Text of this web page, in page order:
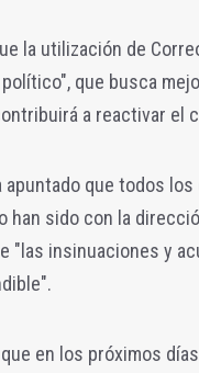
la utilización de
que busca
a reactivar el
apuntado que todos
han sido con la
"las insinuaciones y
que en los próximos